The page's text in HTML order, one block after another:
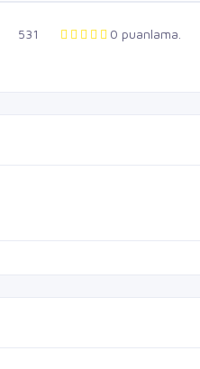
531 0 puanlama.